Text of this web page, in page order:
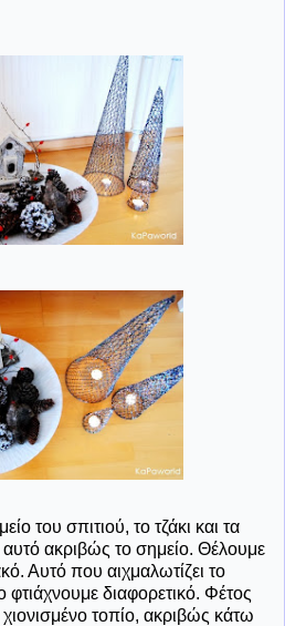
του σπιτιού, το τζάκι και τα
αυτό ακριβώς το σημείο. Θέλουμε
Αυτό που αιχμαλωτίζει το
διαφορετικό. Φέτος
τοπίο, ακριβώς κάτω